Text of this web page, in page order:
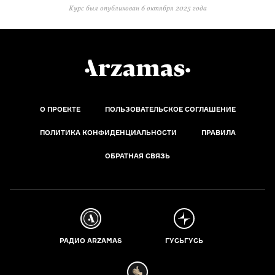
Курс был опубликован 6 октября 2025 года
О ПРОЕКТЕ ПОЛЬЗОВАТЕЛЬСКОЕ СОГЛАШЕНИЕ
ПОЛИТИКА КОНФИДЕНЦИАЛЬНОСТИ ПРАВИЛА
ОБРАТНАЯ СВЯЗЬ
РАДИО ARZAMAS ГУСЬГУСЬ